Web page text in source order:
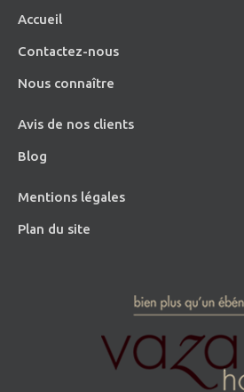
Accueil
Contactez-nous
Nous connaître
Avis de nos clients
Blog
Mentions légales
Plan du site